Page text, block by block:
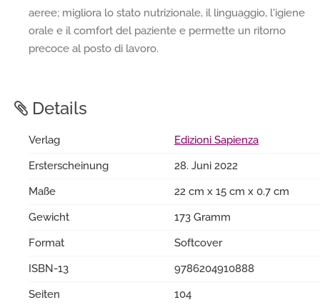
aeree; migliora lo stato nutrizionale, il linguaggio, l'igiene
orale e il comfort del paziente e permette un ritorno
precoce al posto di lavoro.
Details
Verlag
Edizioni Sapienza
Ersterscheinung
28. Juni 2022
Maße
22 cm x 15 cm x 0.7 cm
Gewicht
173 Gramm
Format
Softcover
ISBN-13
9786204910888
Seiten
104